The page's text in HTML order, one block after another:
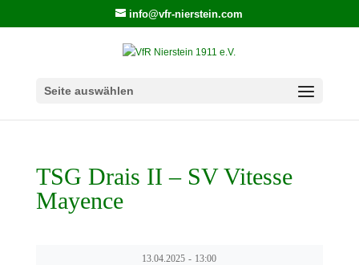
info@vfr-nierstein.com
Seite auswählen
TSG Drais II – SV Vitesse
Mayence
13.04.2025 - 13:00